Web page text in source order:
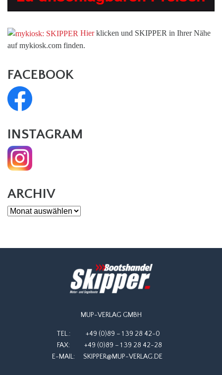
Hierklicken und SKIPPER in Ihrer Nähe
auf mykiosk.com finden.
FACEBOOK
INSTAGRAM
ARCHIV
Archiv
MUP-VERLAG GMBH
TEL.:
+49 (0)89 – 1 39 28 42-0
FAX:
+49 (0)89 – 1 39 28 42-28
E-MAIL:
SKIPPER@MUP-VERLAG.DE